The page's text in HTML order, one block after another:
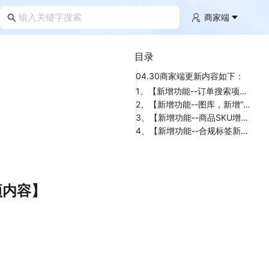
商家端
容】
目录
04.30商家端更新内容如下：
1、【新增功能--订单搜索项增加“组合商品”筛选项，下拉项内容】
2、【新增功能--图库，新增“单个删除”按钮】
3、【新增功能--商品SKU增加副图字段，字段的增加、修改功能】
4、【新增功能--合规标签新增“土耳其代理”，简称“土代”】